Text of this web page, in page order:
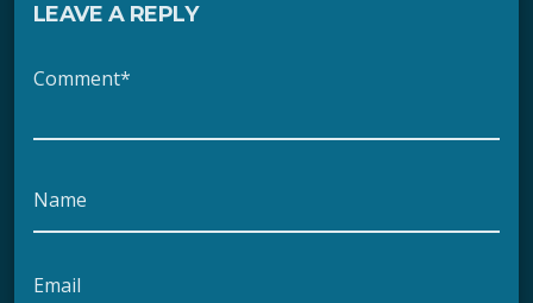
LEAVE A REPLY
Comment*
Name
Email